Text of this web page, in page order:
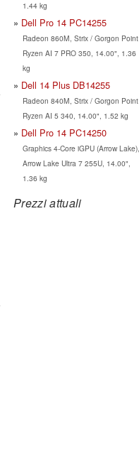
1.44 kg
Dell Pro 14 PC14255
Radeon 860M, Strix / Gorgon Point
Ryzen AI 7 PRO 350, 14.00", 1.36
kg
Dell 14 Plus DB14255
Radeon 840M, Strix / Gorgon Point
Ryzen AI 5 340, 14.00", 1.52 kg
Dell Pro 14 PC14250
Graphics 4-Core iGPU (Arrow Lake),
Arrow Lake Ultra 7 255U, 14.00",
1.36 kg
Prezzi attuali